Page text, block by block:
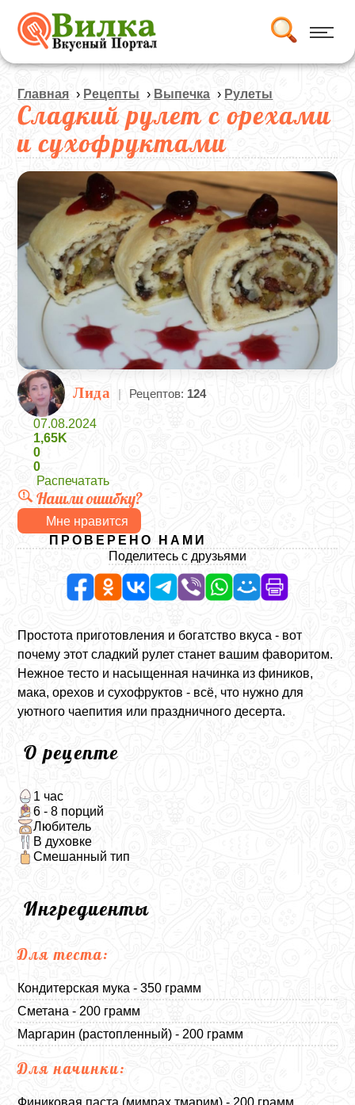
Главная › Рецепты › Выпечка › Рулеты
Сладкий рулет с орехами
и сухофруктами
Лида | Рецептов: 124
07.08.2024
1,65K
0
0
Распечатать
Нашли ошибку?
Мне нравится
ПРОВЕРЕНО НАМИ
Поделитесь с друзьями
Простота приготовления и богатство вкуса - вот
почему этот сладкий рулет станет вашим фаворитом.
Нежное тесто и насыщенная начинка из фиников,
мака, орехов и сухофруктов - всё, что нужно для
уютного чаепития или праздничного десерта.
О рецепте
1 час
6 - 8 порций
Любитель
В духовке
Смешанный тип
Ингредиенты
Для теста:
Кондитерская мука - 350 грамм
Сметана - 200 грамм
Маргарин (растопленный) - 200 грамм
Для начинки:
Финиковая паста (мимрах тмарим) - 200 грамм